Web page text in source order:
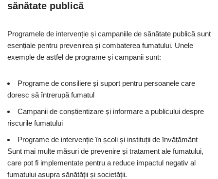
sănătate publică
Programele de intervenție și campaniile de sănătate publică sunt
esențiale pentru prevenirea și combaterea fumatului. Unele
exemple de astfel de programe și campanii sunt:
Programe de consiliere și suport pentru persoanele care
doresc să întrerupă fumatul
Campanii de conștientizare și informare a publicului despre
riscurile fumatului
Programe de intervenție în școli și instituții de învățământ
Sunt mai multe măsuri de prevenire și tratament ale fumatului,
care pot fi implementate pentru a reduce impactul negativ al
fumatului asupra sănătății și societății.